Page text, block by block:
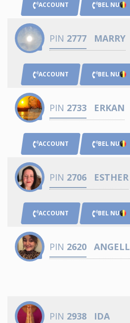
ACCOUNT BEL NU
PIN 2777 MARRY
ACCOUNT BEL NU
PIN 2733 ERKAN
ACCOUNT BEL NU
PIN 2706 ESTHER
ACCOUNT BEL NU
PIN 2620 ANGELL
PIN 2938 IDA